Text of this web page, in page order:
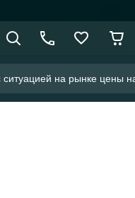
на рынке цены